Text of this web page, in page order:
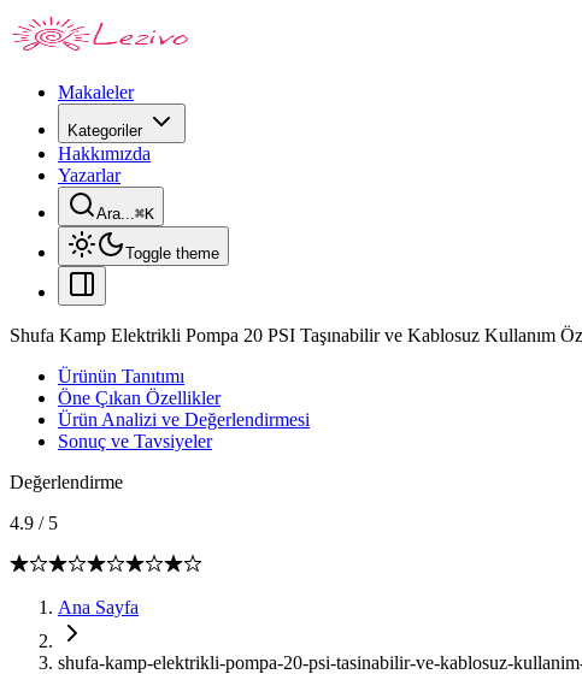
Makaleler
Kategoriler
Hakkımızda
Yazarlar
Ara...⌘K
Toggle theme
Shufa Kamp Elektrikli Pompa 20 PSI Taşınabilir ve Kablosuz Kullanım
Ürünün Tanıtımı
Öne Çıkan Özellikler
Ürün Analizi ve Değerlendirmesi
Sonuç ve Tavsiyeler
Değerlendirme
4.9 / 5
Ana Sayfa
shufa-kamp-elektrikli-pompa-20-psi-tasinabilir-ve-kablosuz-